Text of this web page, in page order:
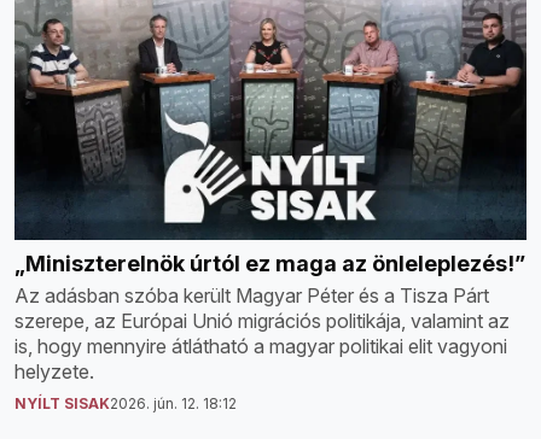
„Miniszterelnök úrtól ez maga az önleleplezés!”
Az adásban szóba került Magyar Péter és a Tisza Párt
szerepe, az Európai Unió migrációs politikája, valamint az
is, hogy mennyire átlátható a magyar politikai elit vagyoni
helyzete.
NYÍLT SISAK2026. jún. 12. 18:12